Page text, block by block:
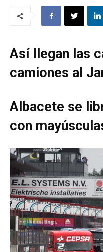
Así llegan las
camiones al
Albacete se
con